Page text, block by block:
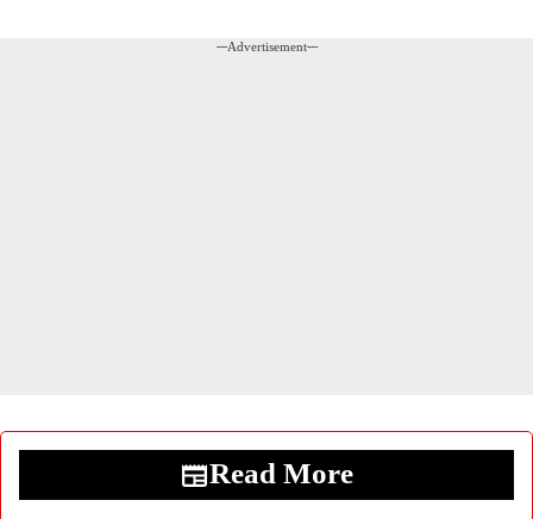
---Advertisement---
Read More